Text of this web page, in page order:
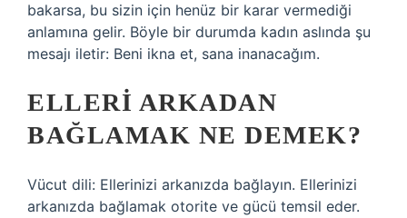
bakarsa, bu sizin için henüz bir karar vermediği
anlamına gelir. Böyle bir durumda kadın aslında şu
mesajı iletir: Beni ikna et, sana inanacağım.
ELLERI ARKADAN
BAĞLAMAK NE DEMEK?
Vücut dili: Ellerinizi arkanızda bağlayın. Ellerinizi
arkanızda bağlamak otorite ve gücü temsil eder.